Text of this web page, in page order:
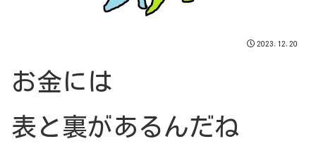
2023.12.20
お金には
表と裏があるんだね